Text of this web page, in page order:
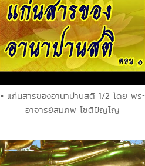
• แก่นสารของอานาปานสติ 1/2 โดย พระ
อาจารย์สมภพ โชติปัญโญ